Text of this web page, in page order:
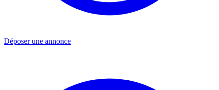
Déposer une annonce